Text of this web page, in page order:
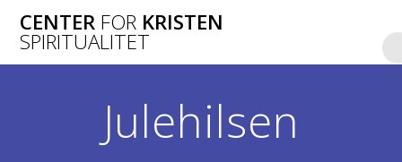
to
CENTER FOR KRISTEN
SPIRITUALITET
Julehilsen